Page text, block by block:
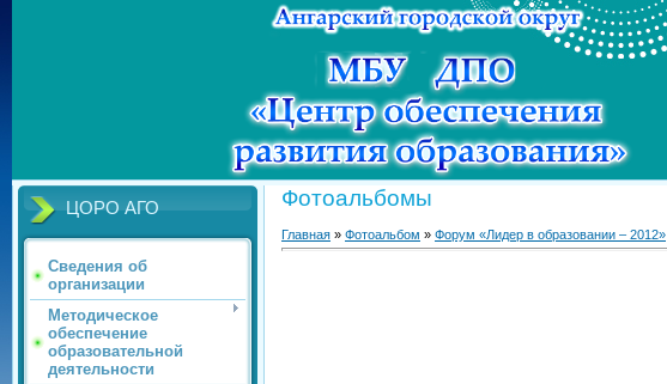
ЦОРО АГО
Сведения об
организации
Методическое
обеспечение
образовательной
деятельности
Фотоальбомы
Главная » Фотоальбом » Форум «Лидер в образовании – 2012»